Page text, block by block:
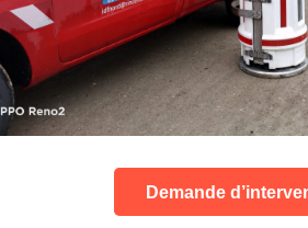
Demande